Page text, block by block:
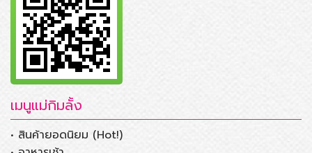
เมนูแม่กิมลั้ง
• สินค้ายอดนิยม (Hot!)